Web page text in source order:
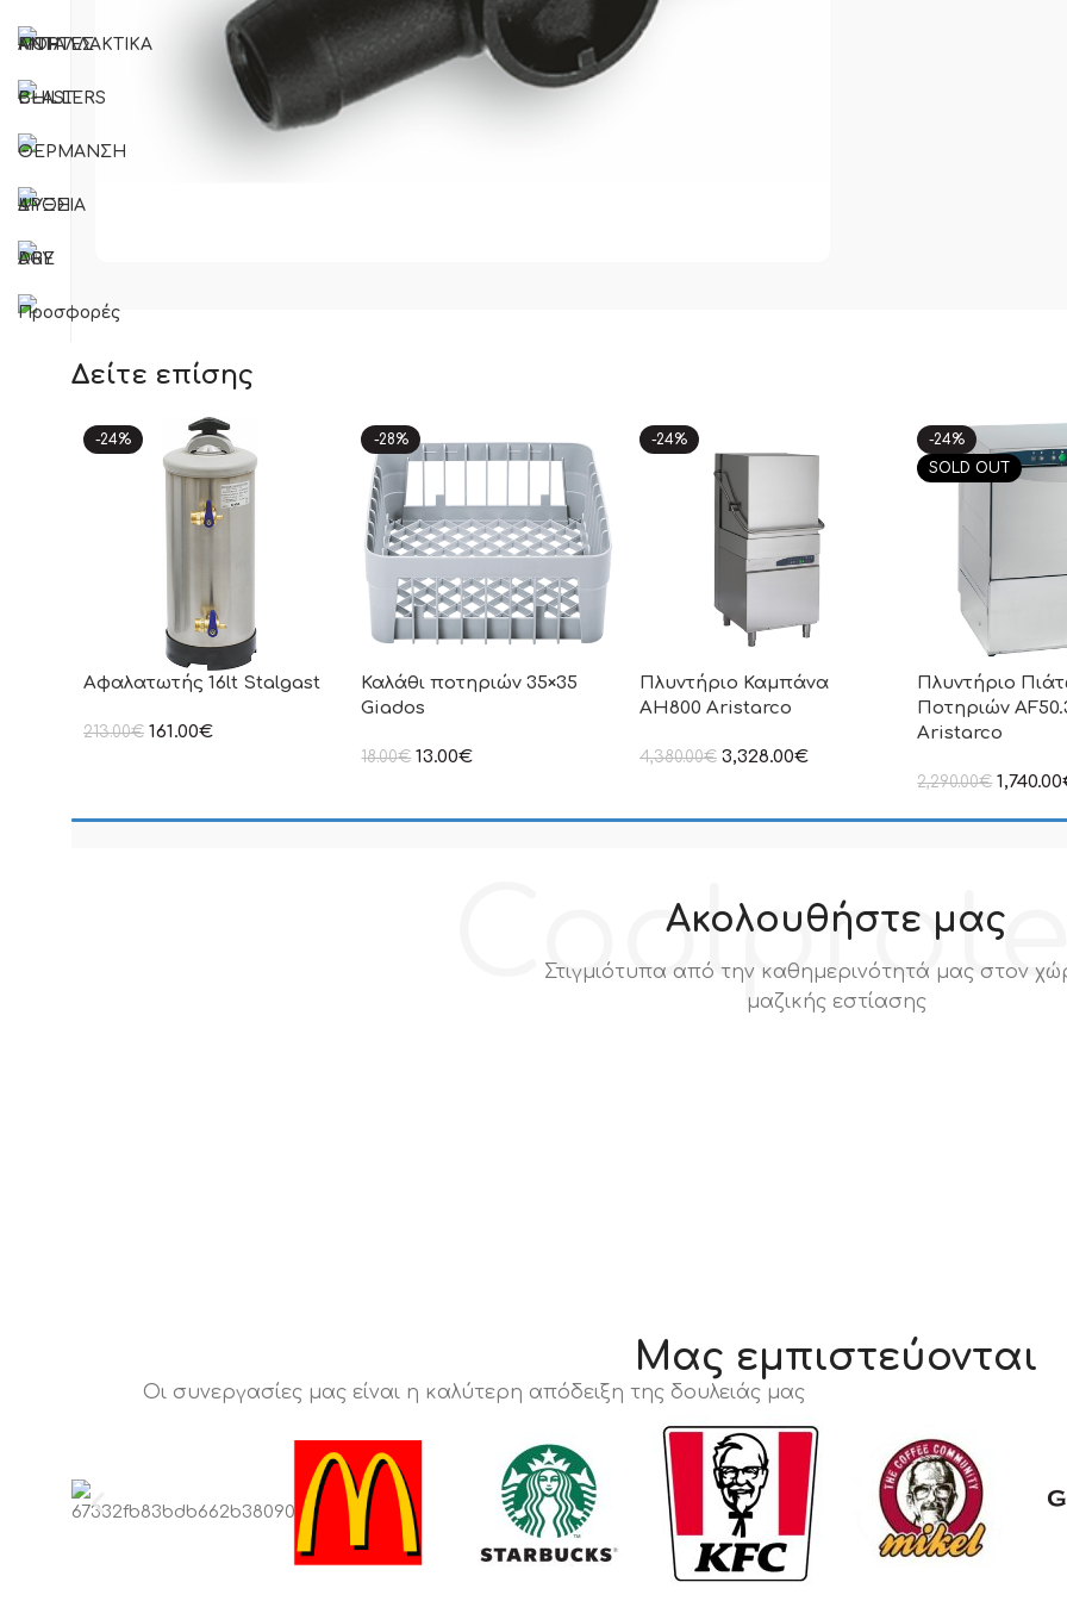
Δείτε επίσης
-24%
Αφαλατωτής 16lt Stalgast
213.00€ 161.00€
-28%
Καλάθι ποτηριών 35×35
Giados
18.00€ 13.00€
-24%
Πλυντήριο Καμπάνα
AH800 Aristarco
4,380.00€ 3,328.00€
-24%
SOLD OUT
Πλυντήριο
Ποτηριών
Aristarco
2,290.00€ 1,740.00
Ακολουθήστε μας
Στιγμιότυπα από την καθημερινότητά μας στον
μαζικής εστίασης
Μας εμπιστεύονται
Οι συνεργασίες μας είναι η καλύτερη απόδειξη της δουλειάς μας